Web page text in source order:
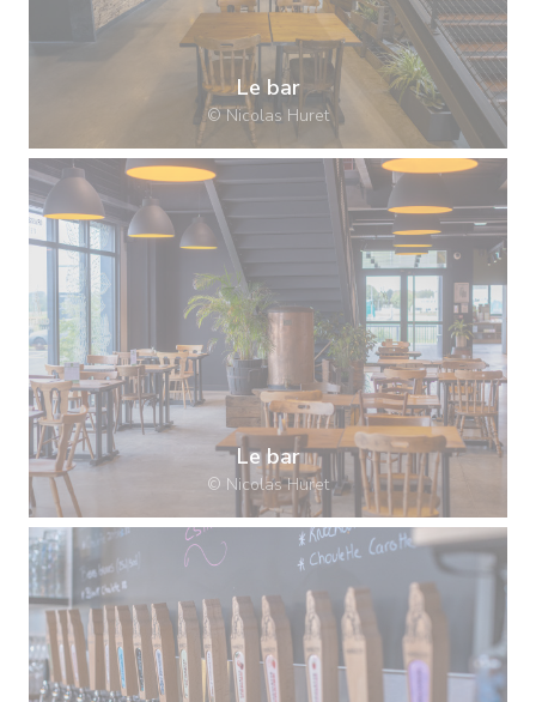
Le bar
© Nicolas Huret
Le bar
© Nicolas Huret